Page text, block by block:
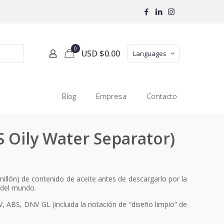
0 USD $0.00 Languages
Blog Empresa Contacto
Oily Water Separator)
de contenido de aceite antes de descargarlo por la
mundo.
DNV GL (incluida la notación de “diseño limpio” de